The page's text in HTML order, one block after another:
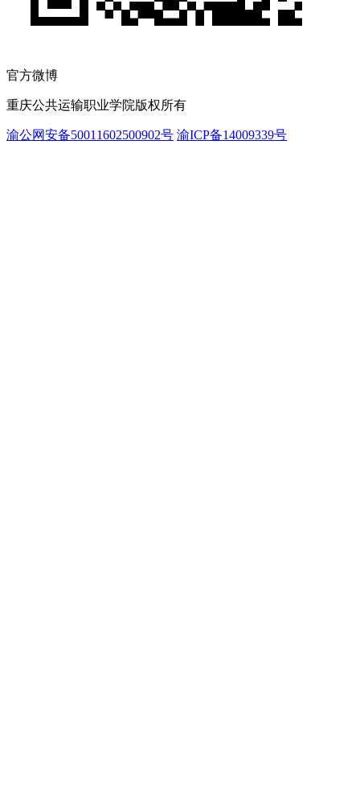
官方微博
重庆公共运输职业学院版权所有
渝公网安备50011602500902号 渝ICP备14009339号